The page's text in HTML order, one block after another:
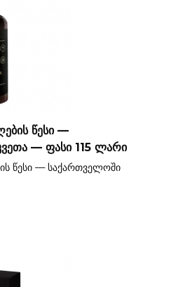
წესი —
— ფასი 115 ლარი
წესი — საქართველოში